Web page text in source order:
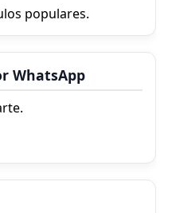
populares.
WhatsApp